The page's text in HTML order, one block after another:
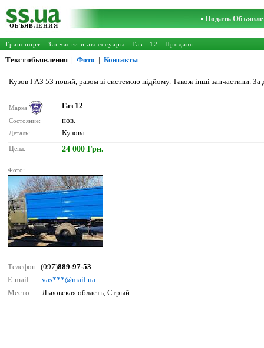
ОБЪЯВЛЕНИЯ
Подать
Транспорт : Запчасти и аксессуары : Газ : 12 : Продают
Текст обьявления | Фото | Контакты
Кузов ГАЗ 53 новий, разом зі системою підйому. Також інші запчастини.
Марка Газ 12
Состояние: нов.
Деталь: Кузова
Цена: 24 000 Грн.
Фото:
Телефон: (097)889-97-53
E-mail:
vаs***@mаil.uа
Место:
Львовская область, Стрый